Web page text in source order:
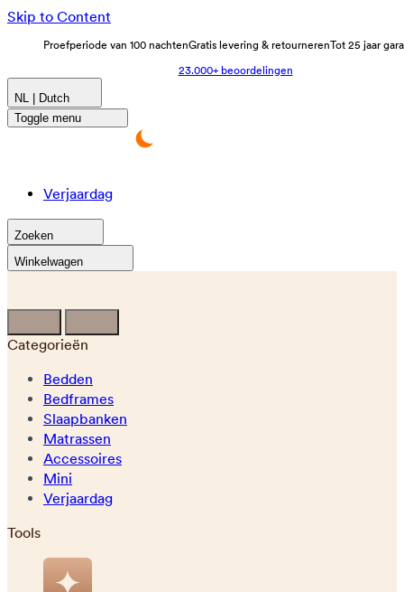
Skip to Content
Proefperiode van 100 nachtenGratis levering & retournerenTot 25 jaar
23.000+ beoordelingen
NL | Dutch
Toggle menu
Verjaardag
Zoeken
Winkelwagen
Categorieën
Bedden
Bedframes
Slaapbanken
Matrassen
Accessoires
Mini
Verjaardag
Tools